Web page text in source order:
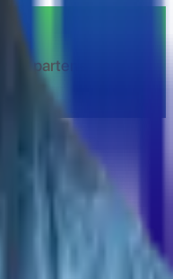
partenere